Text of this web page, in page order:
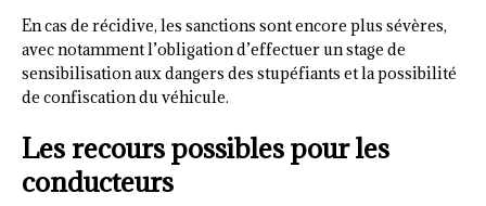
En cas de récidive, les sanctions sont encore plus sévères,
avec notamment l’obligation d’effectuer un stage de
sensibilisation aux dangers des stupéfiants et la possibilité
de confiscation du véhicule.
Les recours possibles pour les
conducteurs